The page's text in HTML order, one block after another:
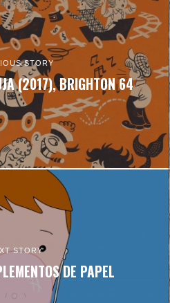
STORY
(2017), BRIGHTON 64
STORY
DE PAPEL